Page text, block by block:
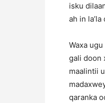
isku
ah in
Waxa
gali doon
maalintii
qaranka